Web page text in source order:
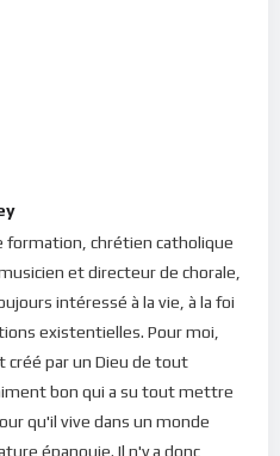
corps de sa chair, pour vous
première de toute la
mauvaises pensées, les
les vols, les faux
dit le Seigneur (Matthieu 15.
place dans notre esprit
et l’éloigne de la lumière
perdons de chemin et tissons,
servitudes avec les choses
nous devenons esclaves de
formation, chrétien catholique
et directeur de chorale,
intéressé à la vie, à la foi
existentielles. Pour moi,
créé par un Dieu de tout
bon qui a su tout mettre
qu'il vive dans un monde
épanouie. Il n'y a donc